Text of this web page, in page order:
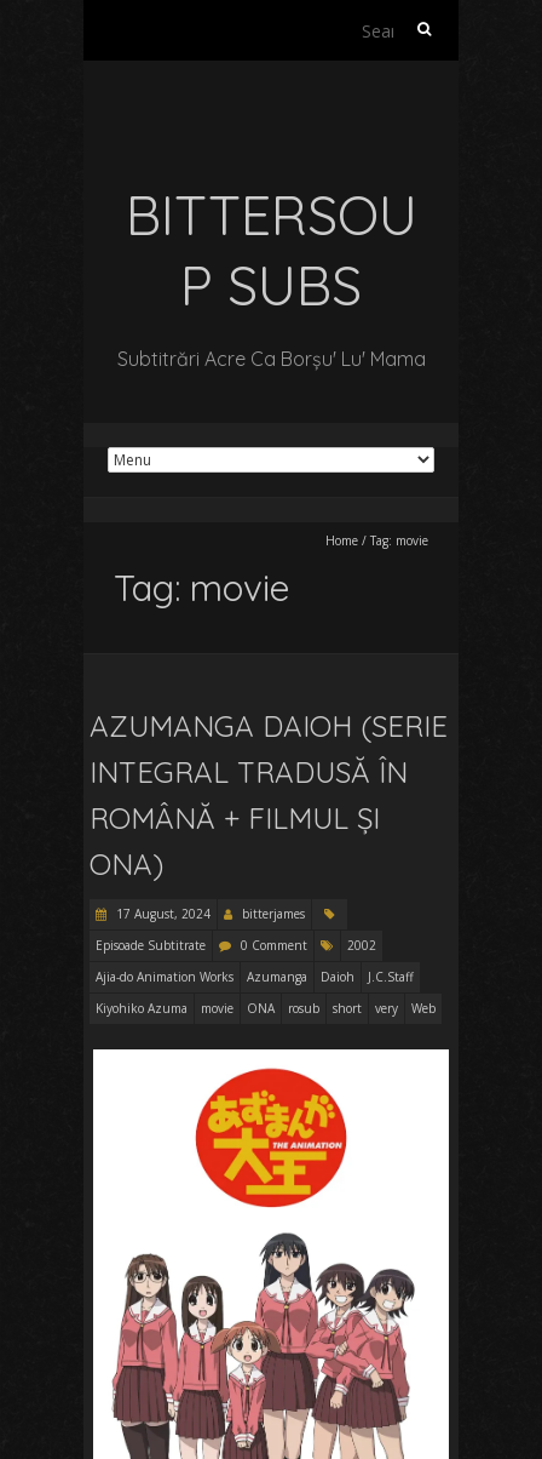
Search
BITTERSOU
P SUBS
Subtitrări Acre Ca Borșu' Lu' Mama
Home / Tag: movie
Tag: movie
AZUMANGA DAIOH (SERIE
INTEGRAL TRADUSĂ ÎN
ROMÂNĂ + FILMUL ȘI
ONA)
17 August, 2024
bitterjames
Episoade Subtitrate
0 Comment
2002
Ajia-do Animation Works
Azumanga Daioh
J.C.Staff
Kiyohiko Azuma
movie ONA rosub short very Web